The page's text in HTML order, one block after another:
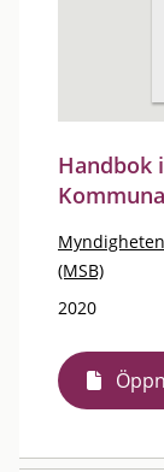
Handbok
(MSB)
2020